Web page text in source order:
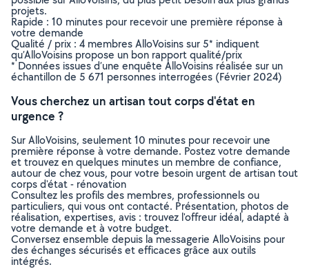
projets.
Rapide : 10 minutes pour recevoir une première réponse à
votre demande
Qualité / prix : 4 membres AlloVoisins sur 5* indiquent
qu’AlloVoisins propose un bon rapport qualité/prix
* Données issues d’une enquête AlloVoisins réalisée sur un
échantillon de 5 671 personnes interrogées (Février 2024)
Vous cherchez un artisan tout corps d'état en
urgence ?
Sur AlloVoisins, seulement 10 minutes pour recevoir une
première réponse à votre demande. Postez votre demande
et trouvez en quelques minutes un membre de confiance,
autour de chez vous, pour votre besoin urgent de artisan tout
corps d'état - rénovation
Consultez les profils des membres, professionnels ou
particuliers, qui vous ont contacté. Présentation, photos de
réalisation, expertises, avis : trouvez l'offreur idéal, adapté à
votre demande et à votre budget.
Conversez ensemble depuis la messagerie AlloVoisins pour
des échanges sécurisés et efficaces grâce aux outils
intégrés.